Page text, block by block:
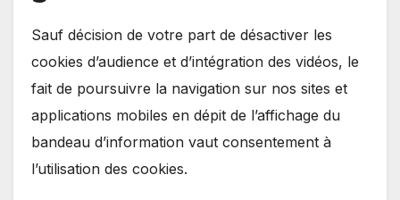
Sauf décision de votre part de désactiver les
cookies d’audience et d’intégration des vidéos, le
fait de poursuivre la navigation sur nos sites et
applications mobiles en dépit de l’affichage du
bandeau d’information vaut consentement à
l’utilisation des cookies.